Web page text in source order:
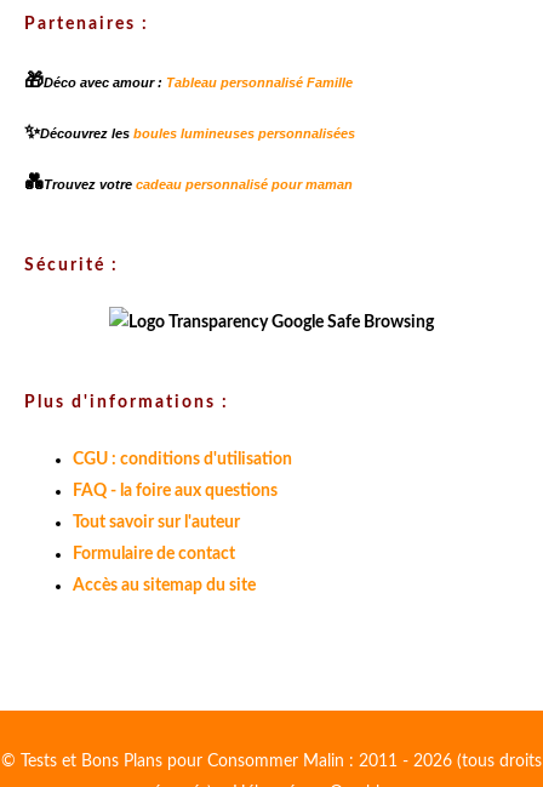
Partenaires :
🎁Déco avec amour : Tableau personnalisé Famille
✨Découvrez les boules lumineuses personnalisées
💑Trouvez votre cadeau personnalisé pour maman
Sécurité :
Plus d'informations :
CGU : conditions d'utilisation
FAQ - la foire aux questions
Tout savoir sur l'auteur
Formulaire de contact
Accès au sitemap du site
© Tests et Bons Plans pour Consommer Malin : 2011 - 2026 (tous droits